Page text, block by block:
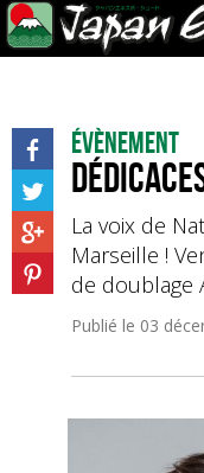
Évènement
La voix de
Marseille !
de doublage
Publié le 03